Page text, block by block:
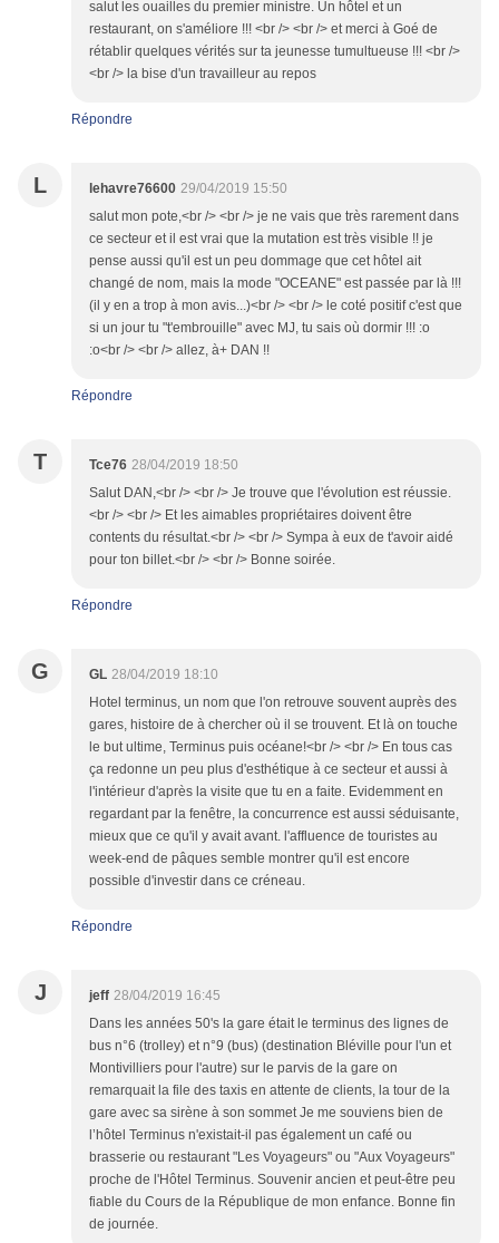
salut les ouailles du premier ministre. Un hôtel et un
restaurant, on s'améliore !!! <br /> <br /> et merci à Goé de
rétablir quelques vérités sur ta jeunesse tumultueuse !!! <br />
<br /> la bise d'un travailleur au repos
Répondre
L lehavre76600 29/04/2019 15:50
salut mon pote,<br /> <br /> je ne vais que très rarement dans
ce secteur et il est vrai que la mutation est très visible !! je
pense aussi qu'il est un peu dommage que cet hôtel ait
changé de nom, mais la mode "OCEANE" est passée par là !!!
(il y en a trop à mon avis...)<br /> <br /> le coté positif c'est que
si un jour tu "t'embrouille" avec MJ, tu sais où dormir !!! :o
:o<br /> <br /> allez, à+ DAN !!
Répondre
T Tce76 28/04/2019 18:50
Salut DAN,<br /> <br /> Je trouve que l'évolution est réussie.
<br /> <br /> Et les aimables propriétaires doivent être
contents du résultat.<br /> <br /> Sympa à eux de t'avoir aidé
pour ton billet.<br /> <br /> Bonne soirée.
Répondre
G GL 28/04/2019 18:10
Hotel terminus, un nom que l'on retrouve souvent auprès des
gares, histoire de à chercher où il se trouvent. Et là on touche
le but ultime, Terminus puis océane!<br /> <br /> En tous cas
ça redonne un peu plus d'esthétique à ce secteur et aussi à
l'intérieur d'après la visite que tu en a faite. Evidemment en
regardant par la fenêtre, la concurrence est aussi séduisante,
mieux que ce qu'il y avait avant. l'affluence de touristes au
week-end de pâques semble montrer qu'il est encore
possible d'investir dans ce créneau.
Répondre
J jeff 28/04/2019 16:45
Dans les années 50's la gare était le terminus des lignes de
bus n°6 (trolley) et n°9 (bus) (destination Bléville pour l'un et
Montivilliers pour l'autre) sur le parvis de la gare on
remarquait la file des taxis en attente de clients, la tour de la
gare avec sa sirène à son sommet Je me souviens bien de
l’hôtel Terminus n'existait-il pas également un café ou
brasserie ou restaurant "Les Voyageurs" ou "Aux Voyageurs"
proche de l'Hôtel Terminus. Souvenir ancien et peut-être peu
fiable du Cours de la République de mon enfance. Bonne fin
de journée.